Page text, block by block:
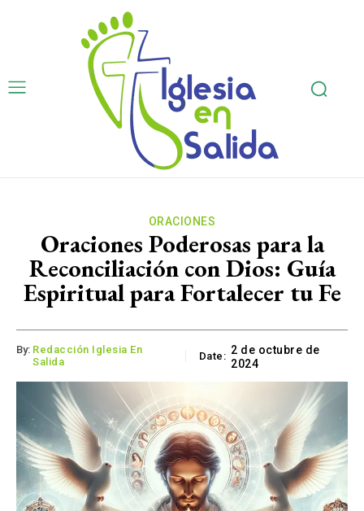
ORACIONES
Oraciones Poderosas para la
Reconciliación con Dios: Guía
Espiritual para Fortalecer tu Fe
By: Redacción Iglesia En
Salida
Date: 2 de octubre de
2024